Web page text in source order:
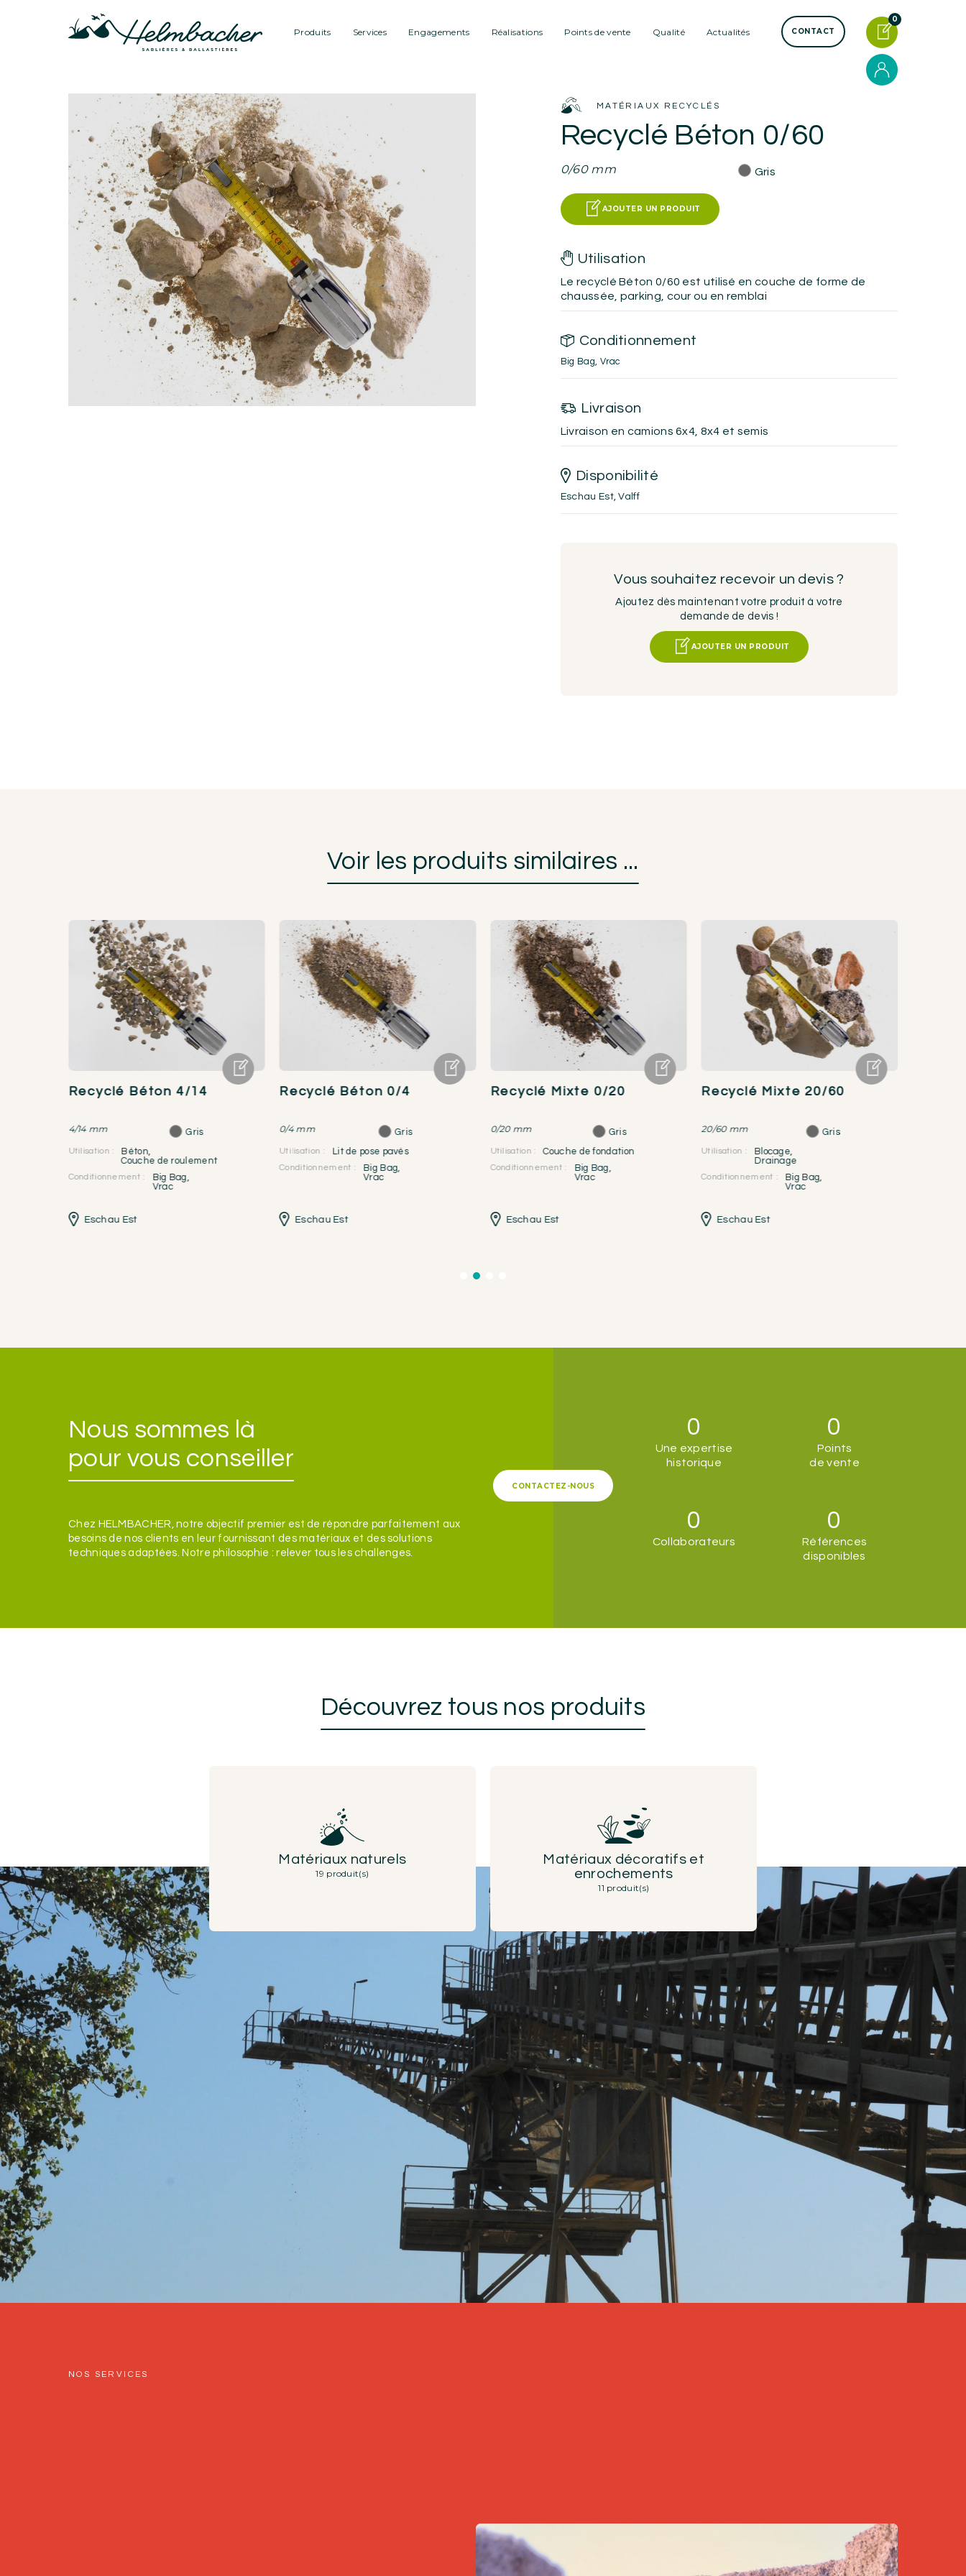
Produits Services Engagements Réalisations Points de vente Qualité Actualités CONTACT
0
MATÉRIAUX RECYCLÉS
Recyclé Béton 0/60
0/60 mm Gris
AJOUTER UN PRODUIT
Utilisation
Le recyclé Béton 0/60 est utilisé en couche de forme de
chaussée, parking, cour ou en remblai
Conditionnement
Big Bag, Vrac
Livraison
Livraison en camions 6x4, 8x4 et semis
Disponibilité
Eschau Est, Valff
Vous souhaitez recevoir un devis ?
Ajoutez dès maintenant votre produit à votre
demande de devis !
AJOUTER UN PRODUIT
Voir les produits similaires ...
Recyclé Béton 4/14
4/14 mm Gris
Utilisation : Béton,
Couche de roulement
Conditionnement : Big Bag,
Vrac
Eschau Est
Recyclé Béton 0/4
0/4 mm Gris
Utilisation : Lit de pose pavés
Conditionnement : Big Bag,
Vrac
Eschau Est
Recyclé Mixte 0/20
0/20 mm Gris
Utilisation : Couche de fondation
Conditionnement : Big Bag,
Vrac
Eschau Est
Recyclé Mixte 20/60
20/60 mm Gris
Utilisation : Blocage,
Drainage
Conditionnement : Big Bag,
Vrac
Eschau Est
Nous sommes là
pour vous conseiller
Chez HELMBACHER, notre objectif premier est de répondre parfaitement aux
besoins de nos clients en leur fournissant des matériaux et des solutions
techniques adaptées. Notre philosophie : relever tous les challenges.
CONTACTEZ-NOUS
0
Une expertise
historique
0
Points
de vente
0
Collaborateurs
0
Références
disponibles
Découvrez tous nos produits
Matériaux naturels
19 produit(s)
Matériaux décoratifs et
enrochements
11 produit(s)
NOS SERVICES